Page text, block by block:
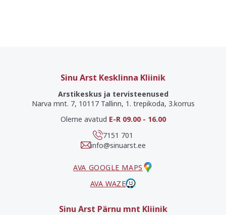
Sinu Arst Kesklinna Kliinik
Arstikeskus ja tervisteenused
Narva mnt. 7, 10117 Tallinn, 1. trepikoda, 3.korrus
Oleme avatud E-R 09.00 - 16.00
7151 701
info@sinuarst.ee
AVA GOOGLE MAPS
AVA WAZE
Sinu Arst Pärnu mnt Kliinik